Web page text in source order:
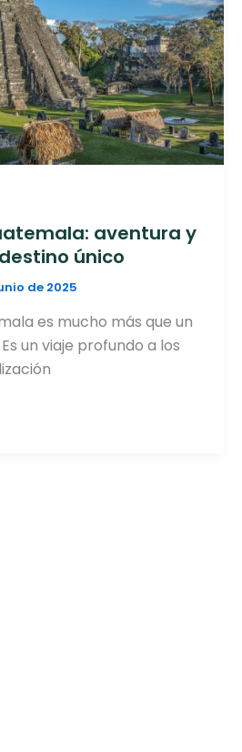
aventura y
único
de 2025
es mucho más que un
un viaje profundo a los